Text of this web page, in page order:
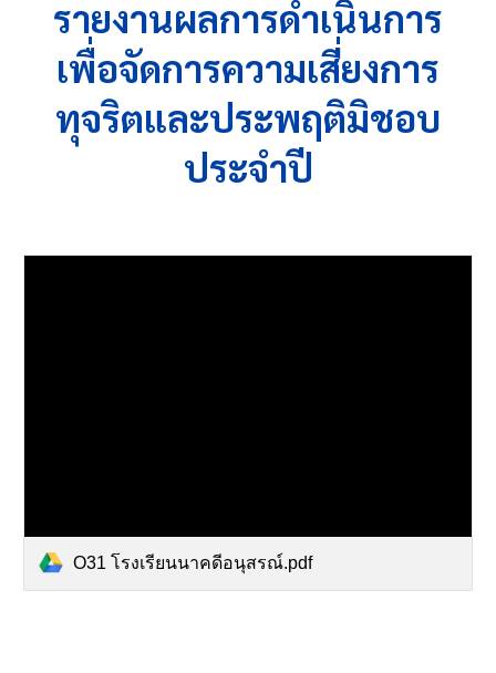
รายงานผลการดำเนินการ
เพื่อจัดการความเสี่ยงการ
ทุจริตและประพฤติมิชอบ
ประจำปี
O31 โรงเรียนนาคดีอนุสรณ์.pdf